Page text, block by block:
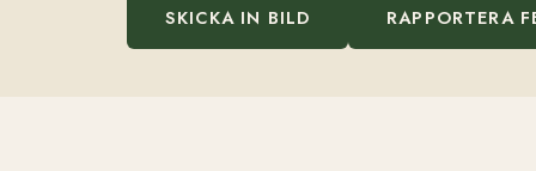
SKICKA IN BILD RAPPORTERA